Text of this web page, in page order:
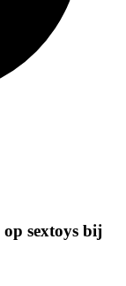
op sextoys bij